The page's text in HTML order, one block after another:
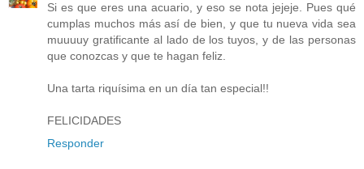
Si es que eres una acuario, y eso se nota jejeje. Pues qué
cumplas muchos más así de bien, y que tu nueva vida sea
muuuuy gratificante al lado de los tuyos, y de las personas
que conozcas y que te hagan feliz.
Una tarta riquísima en un día tan especial!!
FELICIDADES
Responder